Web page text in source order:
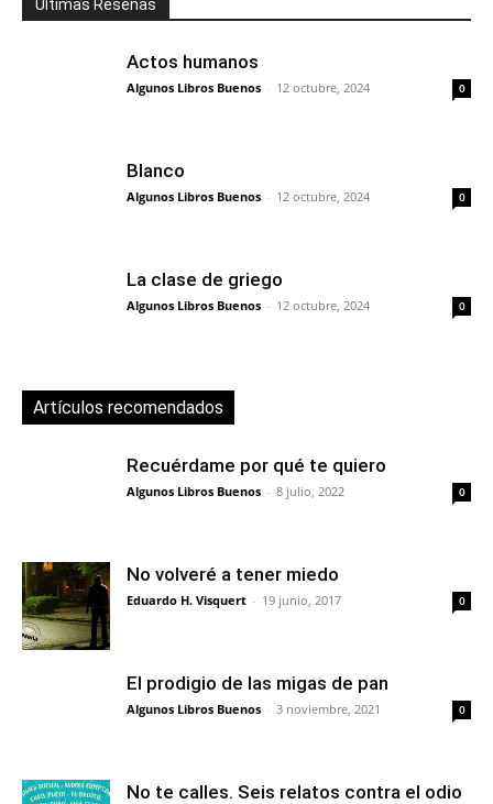
Últimas Reseñas
Actos humanos
Algunos Libros Buenos - 12 octubre, 2024 0
Blanco
Algunos Libros Buenos - 12 octubre, 2024 0
La clase de griego
Algunos Libros Buenos - 12 octubre, 2024 0
Artículos recomendados
Recuérdame por qué te quiero
Algunos Libros Buenos - 8 julio, 2022 0
No volveré a tener miedo
Eduardo H. Visquert - 19 junio, 2017 0
El prodigio de las migas de pan
Algunos Libros Buenos - 3 noviembre, 2021 0
No te calles. Seis relatos contra el odio